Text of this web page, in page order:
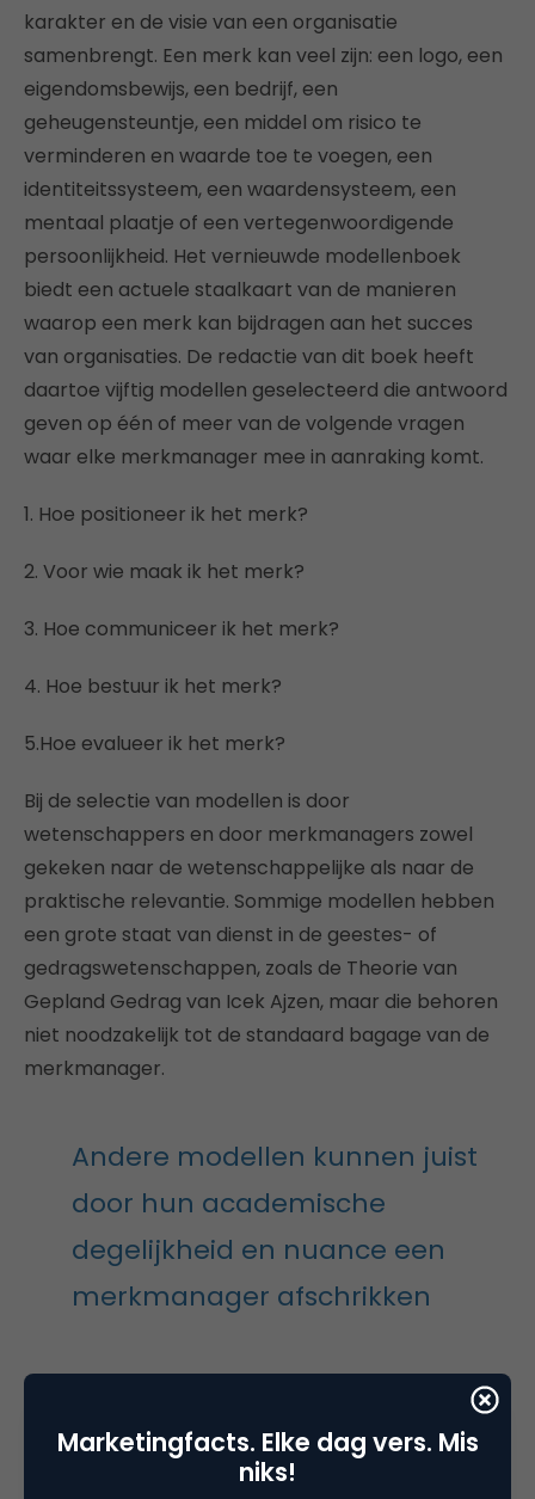
karakter en de visie van een organisatie
samenbrengt. Een merk kan veel zijn: een logo, een
eigendomsbewijs, een bedrijf, een
geheugensteuntje, een middel om risico te
verminderen en waarde toe te voegen, een
identiteitssysteem, een waardensysteem, een
mentaal plaatje of een vertegenwoordigende
persoonlijkheid. Het vernieuwde modellenboek
biedt een actuele staalkaart van de manieren
waarop een merk kan bijdragen aan het succes
van organisaties. De redactie van dit boek heeft
daartoe vijftig modellen geselecteerd die antwoord
geven op één of meer van de volgende vragen
waar elke merkmanager mee in aanraking komt.
1. Hoe positioneer ik het merk?
2. Voor wie maak ik het merk?
3. Hoe communiceer ik het merk?
4. Hoe bestuur ik het merk?
5.Hoe evalueer ik het merk?
Bij de selectie van modellen is door
wetenschappers en door merkmanagers zowel
gekeken naar de wetenschappelijke als naar de
praktische relevantie. Sommige modellen hebben
een grote staat van dienst in de geestes- of
gedragswetenschappen, zoals de Theorie van
Gepland Gedrag van Icek Ajzen, maar die behoren
niet noodzakelijk tot de standaard bagage van de
merkmanager.
Andere modellen kunnen juist
door hun academische
degelijkheid en nuance een
merkmanager afschrikken
Andere modellen zijn populair en bruikbaar in de
praktijk terwijl wetenschappelijke onderbouwing
ontbreekt, zoals de Gouden Cirkel van Simon Sinek.
Sommige modellen gaan al decennia mee en
Marketingfacts. Elke dag vers. Mis
niks!